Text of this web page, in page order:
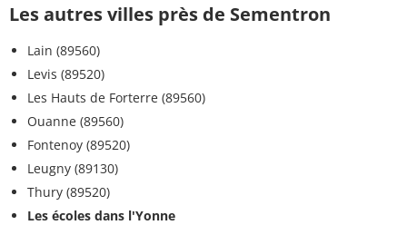
Les autres villes près de Sementron
Lain (89560)
Levis (89520)
Les Hauts de Forterre (89560)
Ouanne (89560)
Fontenoy (89520)
Leugny (89130)
Thury (89520)
Les écoles dans l'Yonne